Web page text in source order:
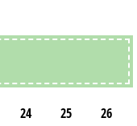
24 25
26